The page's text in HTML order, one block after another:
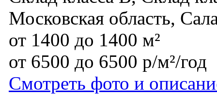
Московская область,
от 1400 до 1400 м²
от 6500 до 6500 р/м²/год
Смотреть фото и